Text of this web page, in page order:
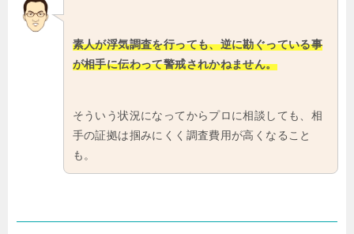
素人が浮気調査を行っても、逆に勘ぐっている事
が相手に伝わって警戒されかねません。
そういう状況になってからプロに相談しても、相
手の証拠は掴みにくく調査費用が高くなること
も。